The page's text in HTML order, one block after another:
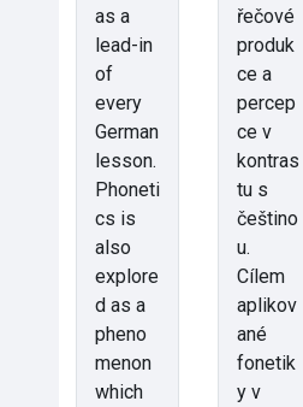
as a
lead-in
of
every
German
lesson.
Phoneti
cs is
also
explore
d as a
pheno
menon
which
řečové
produk
ce a
percep
ce v
kontras
tu s
češtino
u.
Cílem
aplikov
ané
fonetik
y v